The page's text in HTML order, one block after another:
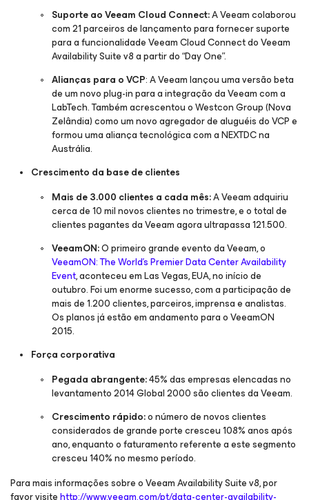
Suporte ao Veeam Cloud Connect:A Veeam colaborou
com 21 parceiros de lançamento para fornecer suporte
para a funcionalidade Veeam Cloud Connect do Veeam
Availability Suite v8 a partir do “Day One”.
Alianças para o VCP: A Veeam lançou uma versão beta
de um novo plug-in para a integração da Veeam com a
LabTech. Também acrescentou o Westcon Group (Nova
Zelândia) como um novo agregador de aluguéis do VCP e
formou uma aliança tecnológica com a NEXTDC na
Austrália.
Crescimento da base de clientes
Mais de 3.000 clientes a cada mês:A Veeam adquiriu
cerca de 10 mil novos clientes no trimestre, e o total de
clientes pagantes da Veeam agora ultrapassa 121.500.
VeeamON:O primeiro grande evento da Veeam, o
VeeamON: The World’s Premier Data Center Availability
Event, aconteceu em Las Vegas, EUA, no início de
outubro. Foi um enorme sucesso, com a participação de
mais de 1.200 clientes, parceiros, imprensa e analistas.
Os planos já estão em andamento para o VeeamON
2015.
Força corporativa
Pegada abrangente:45% das empresas elencadas no
levantamento 2014 Global 2000 são clientes da Veeam.
Crescimento rápido:o número de novos clientes
considerados de grande porte cresceu 108% anos após
ano, enquanto o faturamento referente a este segmento
cresceu 140% no mesmo período.
Para mais informações sobre o Veeam Availability Suite v8, por